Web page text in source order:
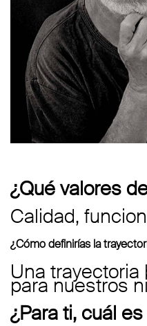
¿Qué valores
Calidad,
¿Cómo definirías la
Una
para nuestros
¿Para ti, cuál